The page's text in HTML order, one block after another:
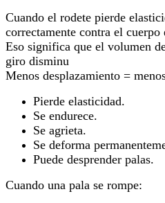
Cuando el rodete pierde
correctamente contra el cuerpo
Eso significa que el volumen
giro disminu
Menos desplazamiento =
Pierde elasticidad.
Se endurece.
Se agrieta.
Se deforma
Puede desprender palas.
Cuando una pala se rompe: